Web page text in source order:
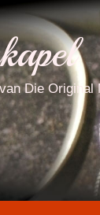
Die Original